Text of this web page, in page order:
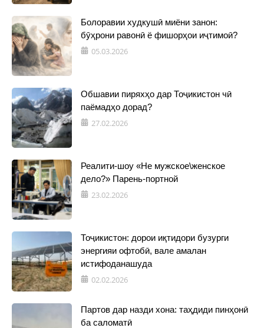
Болоравии худкушӣ миёни занон:
бӯҳрони равонӣ ё фишорҳои иҷтимоӣ?
05.03.2026
Обшавии пиряхҳо дар Тоҷикистон чӣ
паёмадҳо дорад?
27.02.2026
Реалити-шоу «Не мужское\женское
дело?» Парень-портной
23.02.2026
Тоҷикистон: дорои иқтидори бузурги
энергияи офтобӣ, вале амалан
истифоданашуда
02.02.2026
Партов дар назди хона: таҳдиди пинҳонӣ
ба саломатӣ